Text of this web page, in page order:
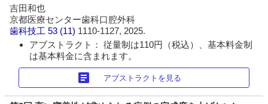
吉田和也
京都医療センター歯科口腔外科
歯科技工 53 (11) 1110-1127, 2025.
アブストラクト： 従量制は110円（税込）、基本料金制
は基本料金に含まれます。
article アブストラクトを見る